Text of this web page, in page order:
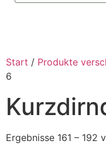
Start / Produkte
6
Ergebnisse 161 – 192